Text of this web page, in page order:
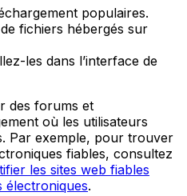
populaires.
fichiers hébergés sur
les dans l’interface de
des forums et
où les utilisateurs
Par exemple, pour trouver
fiables, consultez
les sites web fiables
électroniques.